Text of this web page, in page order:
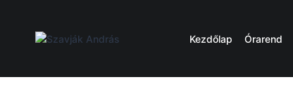
Kezdőlap Órarend